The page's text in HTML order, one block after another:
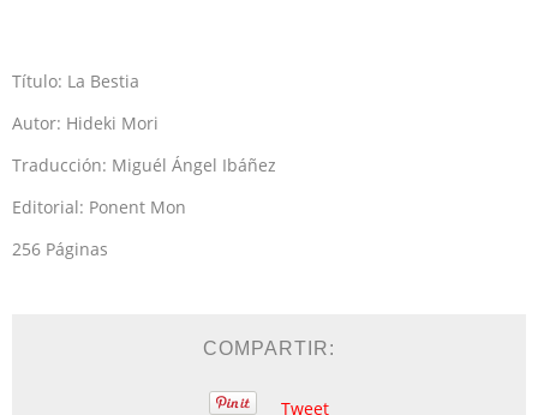
Título: La Bestia
Autor: Hideki Mori
Traducción: Miguél Ángel Ibáñez
Editorial: Ponent Mon
256 Páginas
COMPARTIR:
Tweet